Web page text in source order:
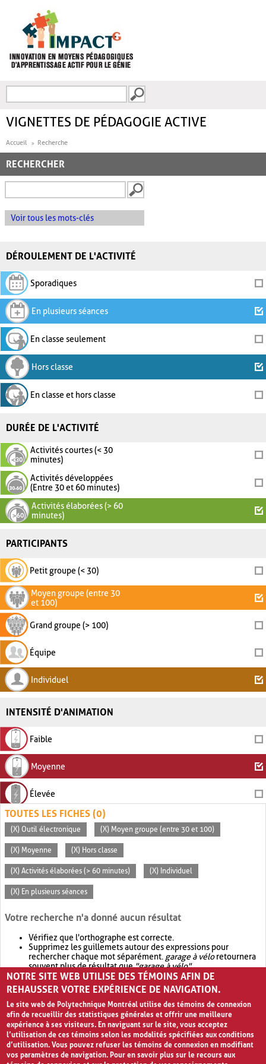
FORMULAIRE DE
VIGNETTES DE PÉDAGOGIE ACTIVE
Accueil Recherche
RECHERCHER
Voir tous les mots-clés
DÉROULEMENT DE L'ACTIVITÉ
Sporadiques
En plusieurs séances
En classe seulement
Hors classe
En classe et hors classe
DURÉE DE L'ACTIVITÉ
Activités courtes (< 30
minutes)
Activités développées
(Entre 30 et 60 minutes)
Activités élaborées (> 60
minutes)
PARTICIPANTS
Petit groupe (< 30)
Moyen groupe (entre 30
et 100)
Grand groupe (> 100)
Équipe
Individuel
INTENSITÉ D'ANIMATION
Faible
Moyenne
Élevée
TOUTES LES FICHES (0)
(X) Outil électronique (X) Moyen groupe (entre 30 et 100)
(X) Moyenne (X) Hors classe
(X) Activités élaborées (> 60 minutes) (X) Individuel
(X) En plusieurs séances
Votre recherche n'a donné aucun résultat
Vérifiez que l'orthographe est correcte.
Supprimez les guillemets autour des expressions pour
rechercher chaque mot séparément. garage à véloretournera
souvent plus de résultat que"garage à vélo".
Envisagez d'élargir votre recherche avec OR.garage OR vélo
retournera souvent plus de résultat quegarage à vélo
NOTRE SITE WEB UTILISE DES TÉMOINS AFIN DE
REHAUSSER VOTRE EXPÉRIENCE DE NAVIGATION.
Le site web de Polytechnique Montréal utilise des témoins de connexion
afin de recueillir des statistiques générales et offrir une meilleure
expérience à ses visiteurs. En naviguant sur le site, vous acceptez
l’utilisation de ces témoins selon les modalités spécifiées aux conditions
d’utilisation. Vous pouvez refuser les témoins de connexion en modifiant
vos paramètres de navigation. Pour en savoir plus sur le recours aux